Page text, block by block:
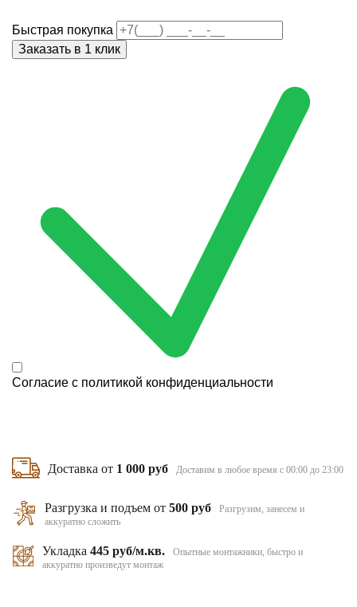
Быстрая покупка
Согласие с политикой конфиденциальности
Доставка от 1 000 руб Доставим в любое время с 00:00 до 23:00
Разгрузка и подъем от500 руб
Разгрузим, занесем и
аккуратно сложить
Укладка 445 руб/м.кв.
Опытные монтажники, быстро и
аккуратно произведут монтаж